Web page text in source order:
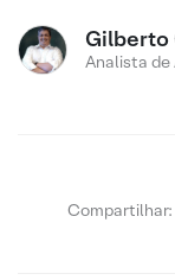
Gilberto
Analista de
Compartilhar: